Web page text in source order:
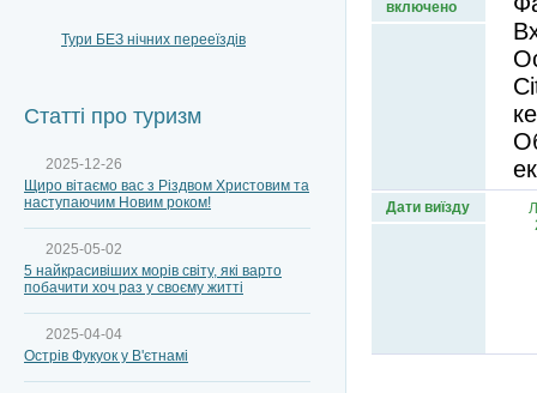
включено
Дати виїзду
Тури БЕЗ нічних перееїздів
Статті про туризм
2025-12-26
Щиро вітаємо вас з Різдвом Христовим та
наступаючим Новим роком!
2025-05-02
5 найкрасивіших морів світу, які варто
побачити хоч раз у своєму житті
2025-04-04
Острів Фукуок у В'єтнамі